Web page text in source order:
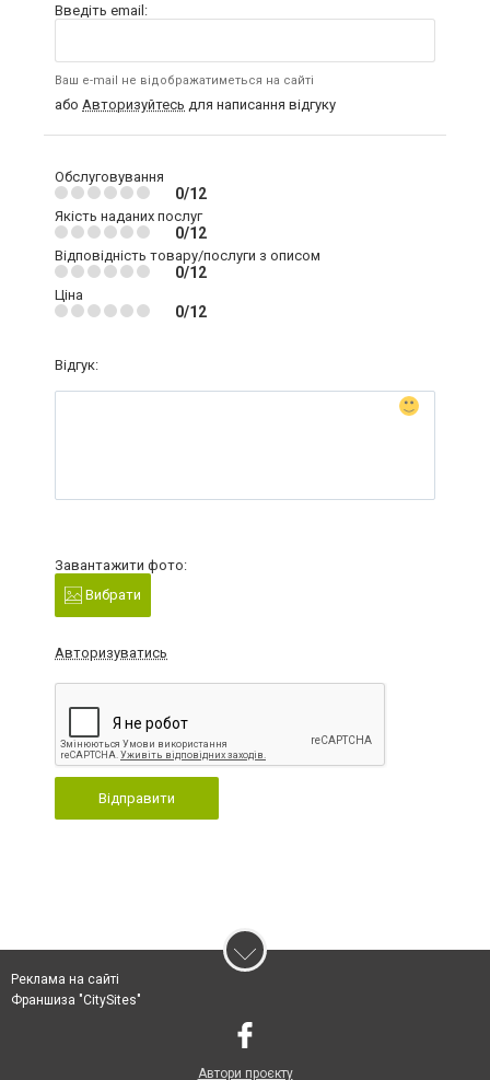
Введіть email:
Ваш e-mail не відображатиметься на сайті
або Авторизуйтесь для написання відгуку
Обслуговування
0/12
Якість наданих послуг
0/12
Відповідність товару/послуги з описом
0/12
Ціна
0/12
Відгук:
Завантажити фото:
Вибрати
Авторизуватись
Відправити
Реклама на сайті
Франшиза "CitySites"
Автори проєкту